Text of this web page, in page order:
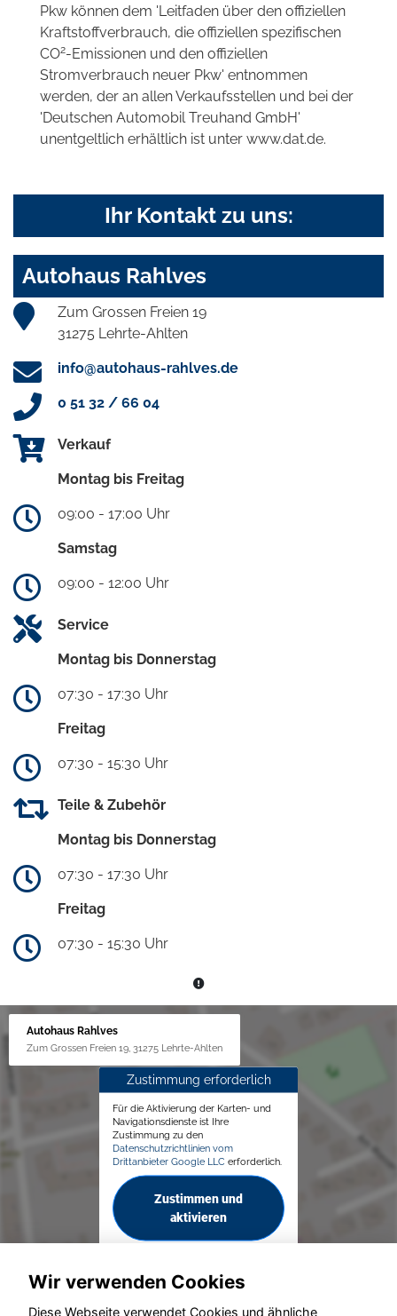
Pkw können dem 'Leitfaden über den offiziellen
Kraftstoffverbrauch, die offiziellen spezifischen
CO2-Emissionen und den offiziellen
Stromverbrauch neuer Pkw' entnommen
werden, der an allen Verkaufsstellen und bei der
'Deutschen Automobil Treuhand GmbH'
unentgeltlich erhältlich ist unter www.dat.de.
Ihr Kontakt zu uns:
Autohaus Rahlves
Zum Grossen Freien 19
31275 Lehrte-Ahlten
info@autohaus-rahlves.de
0 51 32 / 66 04
Verkauf
Montag bis Freitag
09:00 - 17:00 Uhr
Samstag
09:00 - 12:00 Uhr
Service
Montag bis Donnerstag
07:30 - 17:30 Uhr
Freitag
07:30 - 15:30 Uhr
Teile & Zubehör
Montag bis Donnerstag
07:30 - 17:30 Uhr
Freitag
07:30 - 15:30 Uhr
Autohaus Rahlves
Zum Grossen Freien 19, 31275 Lehrte-Ahlten
Zustimmung erforderlich
Für die Aktivierung der Karten- und
Navigationsdienste ist Ihre
Zustimmung zu den
Datenschutzrichtlinien vom
Drittanbieter Google LLC erforderlich.
Zustimmen und
aktivieren
Wir verwenden Cookies
Diese Webseite verwendet Cookies und ähnliche